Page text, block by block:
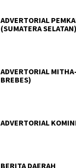
ADVERTORIAL
(SUMATERA SELATAN)
ADVERTORIAL
BREBES)
ADVERTORIAL
BERITA DAERAH